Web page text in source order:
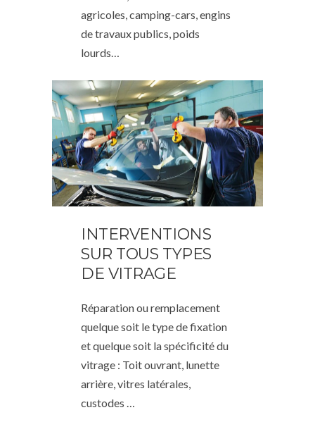
agricoles, camping-cars, engins
de travaux publics, poids
lourds…
INTERVENTIONS
SUR TOUS TYPES
DE VITRAGE
Réparation ou remplacement
quelque soit le type de fixation
et quelque soit la spécificité du
vitrage : Toit ouvrant, lunette
arrière, vitres latérales,
custodes …